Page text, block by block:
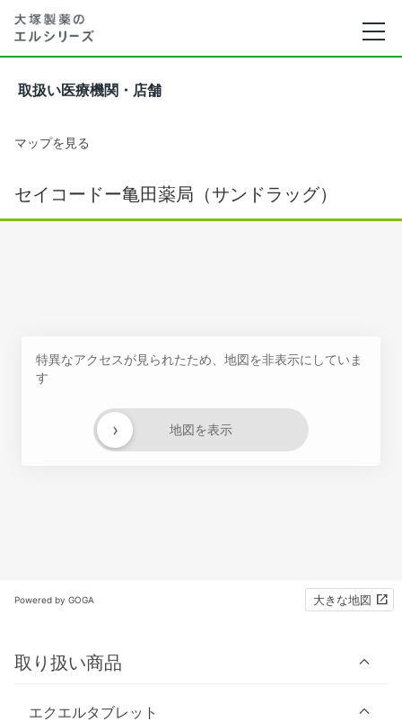
取扱い医療機関・店舗
マップを見る
セイコードー亀田薬局（サンドラッグ）
特異なアクセスが見られたため、地図を非表示にしていま
す
地図を表示
›
Powered by GOGA 大きな地図
取り扱い商品
エクエルタブレット